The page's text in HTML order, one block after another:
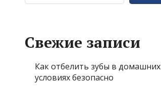
Свежие записи
Как отбелить зубы в домашних
условиях безопасно